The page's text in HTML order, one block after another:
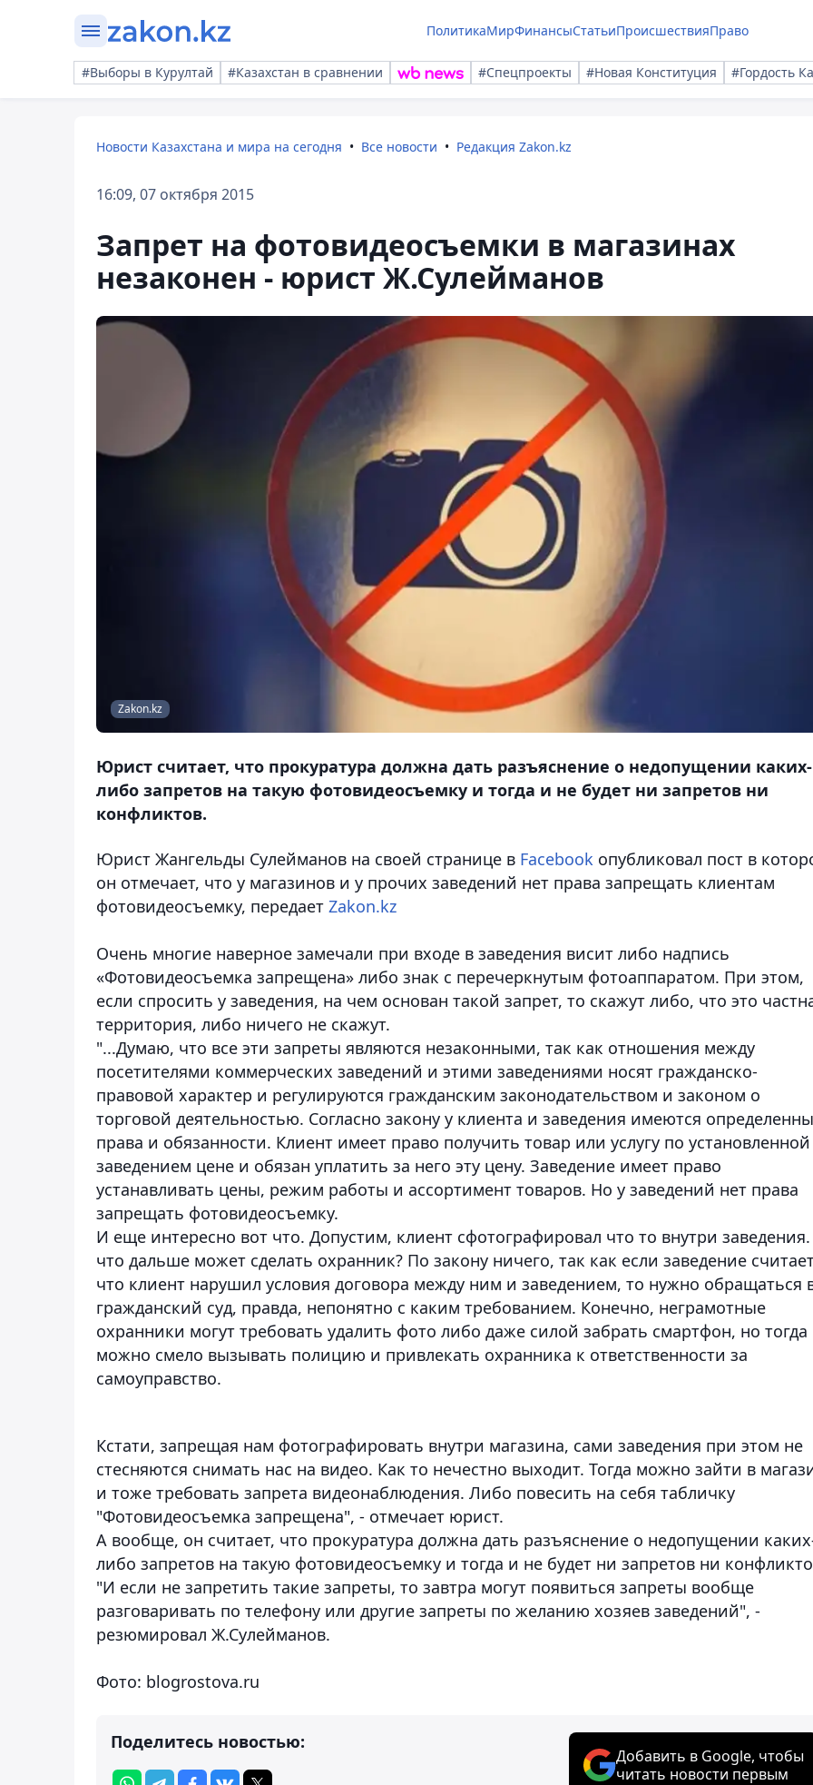
ПолитикаМирФинансыСтатьиПроисшествияПраво
#Выборы в Курултай #Казахстан в сравнении #Спецпроекты #Новая Конституция #Гордость
Новости Казахстана и мира на сегодня Все новости Редакция Zakon.kz
16:09, 07 октября 2015
Запрет на фотовидеосъемки в магазинах
незаконен - юрист Ж.Сулейманов
Zakon.kz
Юрист считает, что прокуратура должна дать разъяснение о недопущении каких-
либо запретов на такую фотовидеосъемку и тогда и не будет ни запретов ни
конфликтов.
Юрист Жангельды Сулейманов на своей странице в Facebook опубликовал пост в
он отмечает, что у магазинов и у прочих заведений нет права запрещать клиентам
фотовидеосъемку, передает Zakon.kz
Очень многие наверное замечали при входе в заведения висит либо надпись
«Фотовидеосъемка запрещена» либо знак с перечеркнутым фотоаппаратом. При этом,
если спросить у заведения, на чем основан такой запрет, то скажут либо, что это
территория, либо ничего не скажут.
"...Думаю, что все эти запреты являются незаконными, так как отношения между
посетителями коммерческих заведений и этими заведениями носят гражданско-
правовой характер и регулируются гражданским законодательством и законом о
торговой деятельностью. Согласно закону у клиента и заведения имеются
права и обязанности. Клиент имеет право получить товар или услугу по установленной
заведением цене и обязан уплатить за него эту цену. Заведение имеет право
устанавливать цены, режим работы и ассортимент товаров. Но у заведений нет права
запрещать фотовидеосъемку.
И еще интересно вот что. Допустим, клиент сфотографировал что то внутри
что дальше может сделать охранник? По закону ничего, так как если заведение
что клиент нарушил условия договора между ним и заведением, то нужно обращаться
гражданский суд, правда, непонятно с каким требованием. Конечно, неграмотные
охранники могут требовать удалить фото либо даже силой забрать смартфон, но тогда
можно смело вызывать полицию и привлекать охранника к ответственности за
самоуправство.
Кстати, запрещая нам фотографировать внутри магазина, сами заведения при этом не
стесняются снимать нас на видео. Как то нечестно выходит. Тогда можно зайти в
и тоже требовать запрета видеонаблюдения. Либо повесить на себя табличку
"Фотовидеосъемка запрещена", - отмечает юрист.
А вообще, он считает, что прокуратура должна дать разъяснение о недопущении
либо запретов на такую фотовидеосъемку и тогда и не будет ни запретов ни
"И если не запретить такие запреты, то завтра могут появиться запреты вообще
разговаривать по телефону или другие запреты по желанию хозяев заведений", -
резюмировал Ж.Сулейманов.
Фото: blogrostova.ru
Поделитесь новостью:
Добавить в Google, чтобы
читать новости первым